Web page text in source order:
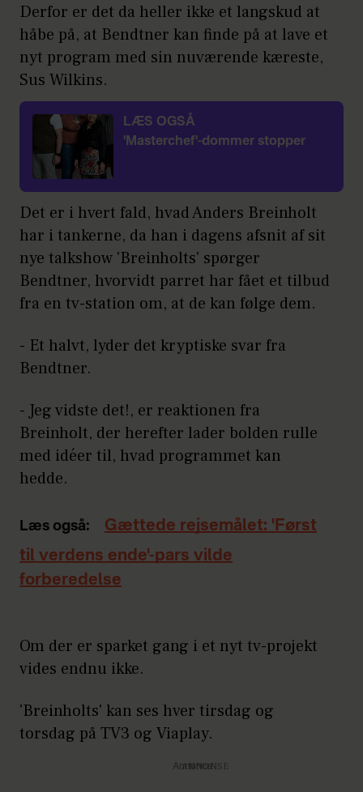
Derfor er det da heller ikke et langskud at
håbe på, at Bendtner kan finde på at lave et
nyt program med sin nuværende kæreste,
Sus Wilkins.
LÆS OGSÅ
'Masterchef'-dommer stopper
Det er i hvert fald, hvad Anders Breinholt
har i tankerne, da han i dagens afsnit af sit
nye talkshow 'Breinholts' spørger
Bendtner, hvorvidt parret har fået et tilbud
fra en tv-station om, at de kan følge dem.
- Et halvt, lyder det kryptiske svar fra
Bendtner.
- Jeg vidste det!, er reaktionen fra
Breinholt, der herefter lader bolden rulle
med idéer til, hvad programmet kan
hedde.
Læs også:
Gættede rejsemålet: 'Først
til verdens ende'-pars vilde
forberedelse
Om der er sparket gang i et nyt tv-projekt
vides endnu ikke.
'Breinholts' kan ses hver tirsdag og
torsdag på TV3 og Viaplay.
Annonce